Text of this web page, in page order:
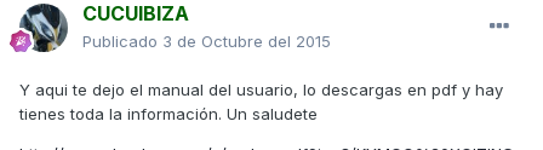
CUCUIBIZA
Publicado 3 de Octubre del 2015
Y aqui te dejo el manual del usuario, lo descargas en pdf y hay
tienes toda la información. Un saludete